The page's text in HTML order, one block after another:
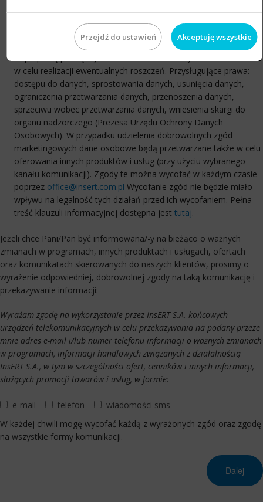
będą w celu weryfikacji potencjalnych Partnerów Administratora,
nadanie im odpowiedniego statusu i uprawnień, umożliwiających
współpracę pomiędzy Administratorem a danym Partnerem oraz
w celu realizacji ewentualnych roszczeń. Przysługujące prawa:
dostępu do danych, sprostowania danych, usunięcia danych,
ograniczenia przetwarzania danych, przenoszenia danych,
sprzeciwu wobec przetwarzania danych, wniesienia skargi do
organu nadzorczego (Prezesa Urzędu Ochrony Danych
Osobowych). W przypadku udzielenia dobrowolnych zgód
marketingowych dane osobowe będą przetwarzane także w celu
oferowania innych produktów i usług (przy użyciu wybranego
kanału komunikacji). Zgody te można wycofać w każdym czasie
poprzez office@insert.com.pl Wycofanie zgód nie będzie miało
wpływu na legalność tych działań przed ich wycofaniem. Pełna
treść klauzuli informacyjnej dostępna jest tutaj.
Jeżeli chce Pani/Pan być informowana/-y na bieżąco o ważnych
zmianach w programach, innych produktach i usługach, ofertach
oraz komunikatach skierowanych do naszych klientów, prosimy o
wyrażenie odpowiedniej, dobrowolnej zgody na taką komunikację i
przekazywanie informacji:
Wyrażam zgodę na wykorzystanie przez InsERT S.A. końcowych
urządzeń telekomunikacyjnych w celu przekazywania na podany przeze
mnie adres e-mail i/lub numer telefonu informacji o ważnych zmianach
w programach, informacji handlowych związanych z działalnością
InsERT S.A., w tym w szczególności ofert, cenników i innych informacji,
służących promocji towarów i usług, w formie:
e-mail telefon
wiadomości sms
W każdej chwili mogę wycofać każdą z wyrażonych zgód oraz zgodę
na wszystkie formy komunikacji.
Przejdź do ustawień Akceptuję wszystkie